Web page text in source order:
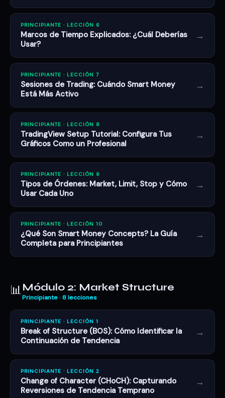
PRINCIPIANTE · LECCIÓN 6
Marcos de Tiempo Explicados: ¿Cuál Deberías
Usar?
→
PRINCIPIANTE · LECCIÓN 7
Sesiones de Trading: Cuándo Smart Money
Está Más Activo
→
PRINCIPIANTE · LECCIÓN 8
TradingView Setup Tutorial: Configura Tus
Gráficos Como un Profesional
→
PRINCIPIANTE · LECCIÓN 9
Tipos de Órdenes: Market, Limit, Stop y Cómo
Usar Cada Uno
→
PRINCIPIANTE · LECCIÓN 10
¿Qué Son Smart Money Concepts? La Guía
Completa para Principiantes
→
📊Módulo 2: Market Structure
Principiante · 8 lecciones
PRINCIPIANTE · LECCIÓN 1
Break of Structure (BOS): Cómo Identificar la
Continuación de Tendencia
→
PRINCIPIANTE · LECCIÓN 2
Change of Character (CHoCH): Capturando
Reversiones de Tendencia Temprano
→